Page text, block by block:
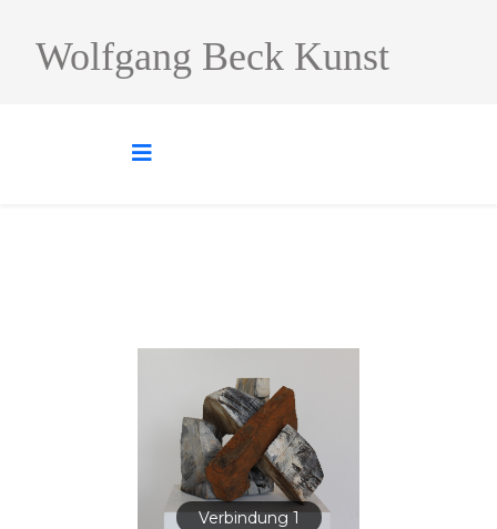
Wolfgang Beck Kunst
Verbindung 1